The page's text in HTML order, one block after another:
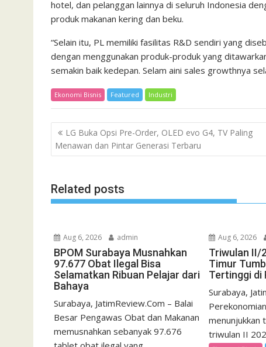
hotel, dan pelanggan lainnya di seluruh Indonesia
produk makanan kering dan beku.
“Selain itu, PL memiliki fasilitas R&D sendiri yang
dengan menggunakan produk-produk yang
semakin baik kedepan. Selam aini sales growthnya
Ekonomi Bisnis Featured Industri
Post
navigation
LG Buka Opsi Pre-Order, OLED evo G4, TV Paling
Menawan dan Pintar Generasi Terbaru
Related posts
Aug 6, 2026 admin
BPOM Surabaya Musnahkan
97.677 Obat Ilegal Bisa
Selamatkan Ribuan Pelajar dari
Bahaya
Surabaya, JatimReview.Com – Balai
Besar Pengawas Obat dan Makanan
memusnahkan sebanyak 97.676
Aug 6, 2026
Triwulan II/
Timur
Tertinggi di
Surabaya,
menunjukkan
triwulan II